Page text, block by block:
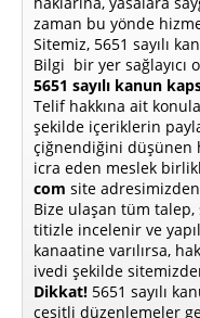
zaman bu yönde
Sitemiz, 5651 sayılı
Bilgi bir yer sağlayıcı
5651 sayılı kanun
Telif hakkına ait
şekilde içeriklerin
çiğnendiğini düşünen
icra eden meslek
com site
Bize ulaşan tüm
titizle incelenir ve
kanaatine varılırsa,
ivedi şekilde
Dikkat! 5651 sayılı
çeşitli düzenlemeler